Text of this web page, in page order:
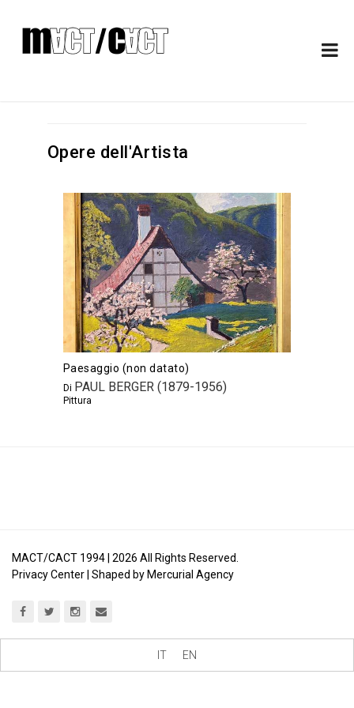
Opere dell'Artista
Paesaggio (non datato)
Di PAUL BERGER (1879-1956)
Pittura
MACT/CACT 1994 | 2026 All Rights Reserved.
Privacy Center | Shaped by Mercurial Agency
IT EN